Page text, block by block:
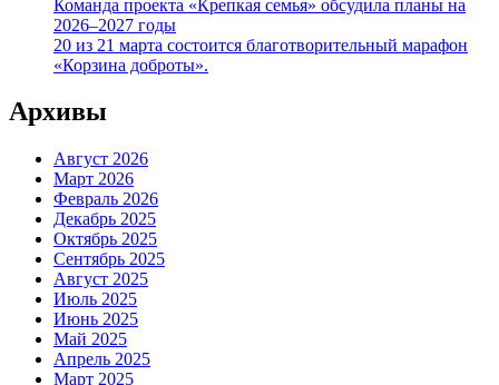
Команда проекта «Крепкая семья» обсудила планы на
2026–2027 годы
20 из 21 марта состоится благотворительный марафон
«Корзина доброты».
Архивы
Август 2026
Март 2026
Февраль 2026
Декабрь 2025
Октябрь 2025
Сентябрь 2025
Август 2025
Июль 2025
Июнь 2025
Май 2025
Апрель 2025
Март 2025